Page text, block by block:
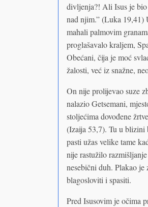
divljenja?! Ali Isus je bio
nad njim.” (Luka 19,41)
mahali palmovim
proglašavalo kraljem,
Obećani, čija je moć
žalosti, već iz snažne,
On nije prolijevao suze
nalazio Getsemani,
stoljećima dovođene
(Izaija 53,7). Tu u blizini
pasti užas velike tame
nije rastužilo
nesebični duh. Plakao je
blagosloviti i spasiti.
Pred Isusovim je očima